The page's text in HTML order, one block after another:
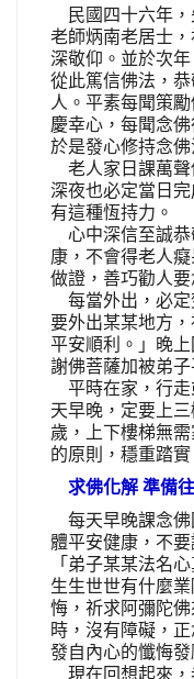
民國四十六年
老師炳南老居士
深敬仰。並於次
從此篤信佛法，
人。平素每聞策
慶幸心，每聞念
於是發心修持念
老人家日課萬
深夜也必定當日
有這種恆持力。
心中深信至誠
康，不會得老人
做證，善巧勸人
每當外出，必
要外出某某地方
平安順利。」晚
謝佛菩薩加被弟
平時在家，行
天早晚，定要上
歲，上下樓梯無
的原則，穩重踏實
求佛化解 準備
每天早晚課念
體平安健康，不
「弟子某某法名
生生世世有什麼
悔，祈求阿彌陀
時，沒有障礙，
發自內心的懺悔發
現在回想起來